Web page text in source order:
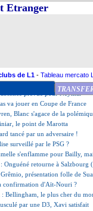
Etranger
de L1 - Tableau mercato
pas encore enregistré
: Kolo Muani prêt à rester ?
se sent en confiance avec
Boudjellal croit en l'exploit
absence prévue pour Neymar
va jouer en Coupe de France
Blanc s'agace de la
le point de Marotta
tancé par un adversaire !
surveillé par le PSG ?
s'enflamme pour Bailly,
: Onguéné retourne à Salzbourg
Grêmio, présentation folle de
confirmation d'Aït-Nouri ?
: Bellingham, le plus cher du
par une D3, Xavi satisfait